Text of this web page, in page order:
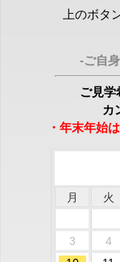
上のボタ
-ご自
ご見学
カ
・年末年始
月 火
3
4